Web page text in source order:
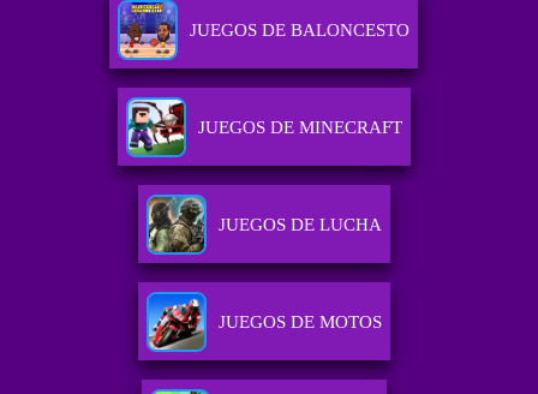
JUEGOS DE BALONCESTO
JUEGOS DE MINECRAFT
JUEGOS DE LUCHA
JUEGOS DE MOTOS